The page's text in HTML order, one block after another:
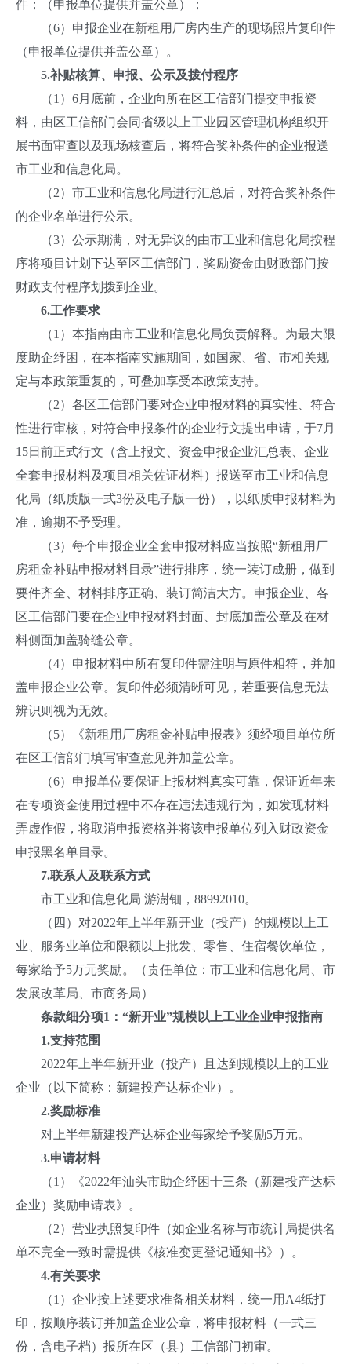
件；（申报单位提供并盖公章）；
（6）申报企业在新租用厂房内生产的现场照片复印件
（申报单位提供并盖公章）。
5.补贴核算、申报、公示及拨付程序
（1）6月底前，企业向所在区工信部门提交申报资
料，由区工信部门会同省级以上工业园区管理机构组织开
展书面审查以及现场核查后，将符合奖补条件的企业报送
市工业和信息化局。
（2）市工业和信息化局进行汇总后，对符合奖补条件
的企业名单进行公示。
（3）公示期满，对无异议的由市工业和信息化局按程
序将项目计划下达至区工信部门，奖励资金由财政部门按
财政支付程序划拨到企业。
6.工作要求
（1）本指南由市工业和信息化局负责解释。为最大限
度助企纾困，在本指南实施期间，如国家、省、市相关规
定与本政策重复的，可叠加享受本政策支持。
（2）各区工信部门要对企业申报材料的真实性、符合
性进行审核，对符合申报条件的企业行文提出申请，于7月
15日前正式行文（含上报文、资金申报企业汇总表、企业
全套申报材料及项目相关佐证材料）报送至市工业和信息
化局（纸质版一式3份及电子版一份），以纸质申报材料为
准，逾期不予受理。
（3）每个申报企业全套申报材料应当按照“新租用厂
房租金补贴申报材料目录”进行排序，统一装订成册，做到
要件齐全、材料排序正确、装订简洁大方。申报企业、各
区工信部门要在企业申报材料封面、封底加盖公章及在材
料侧面加盖骑缝公章。
（4）申报材料中所有复印件需注明与原件相符，并加
盖申报企业公章。复印件必须清晰可见，若重要信息无法
辨识则视为无效。
（5）《新租用厂房租金补贴申报表》须经项目单位所
在区工信部门填写审查意见并加盖公章。
（6）申报单位要保证上报材料真实可靠，保证近年来
在专项资金使用过程中不存在违法违规行为，如发现材料
弄虚作假，将取消申报资格并将该申报单位列入财政资金
申报黑名单目录。
7.联系人及联系方式
市工业和信息化局 游澍钿，88992010。
（四）对2022年上半年新开业（投产）的规模以上工
业、服务业单位和限额以上批发、零售、住宿餐饮单位，
每家给予5万元奖励。（责任单位：市工业和信息化局、市
发展改革局、市商务局）
条款细分项1： “新开业”规模以上工业企业申报指南
1.支持范围
2022年上半年新开业（投产）且达到规模以上的工业
企业（以下简称：新建投产达标企业）。
2.奖励标准
对上半年新建投产达标企业每家给予奖励5万元。
3.申请材料
（1）《2022年汕头市助企纾困十三条（新建投产达标
企业）奖励申请表》。
（2）营业执照复印件（如企业名称与市统计局提供名
单不完全一致时需提供《核准变更登记通知书》）。
4.有关要求
（1）企业按上述要求准备相关材料，统一用A4纸打
印，按顺序装订并加盖企业公章，将申报材料（一式三
份，含电子档）报所在区（县）工信部门初审。